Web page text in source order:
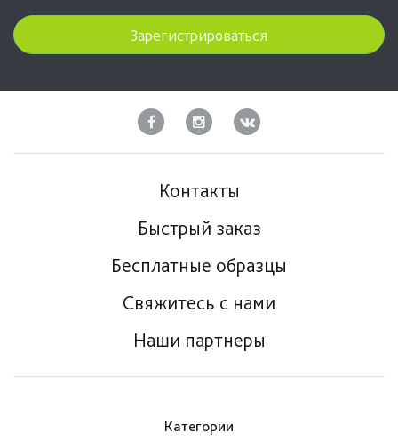
Зарегистрироваться
Контакты
Быстрый заказ
Бесплатные образцы
Свяжитесь с нами
Наши партнеры
Категории